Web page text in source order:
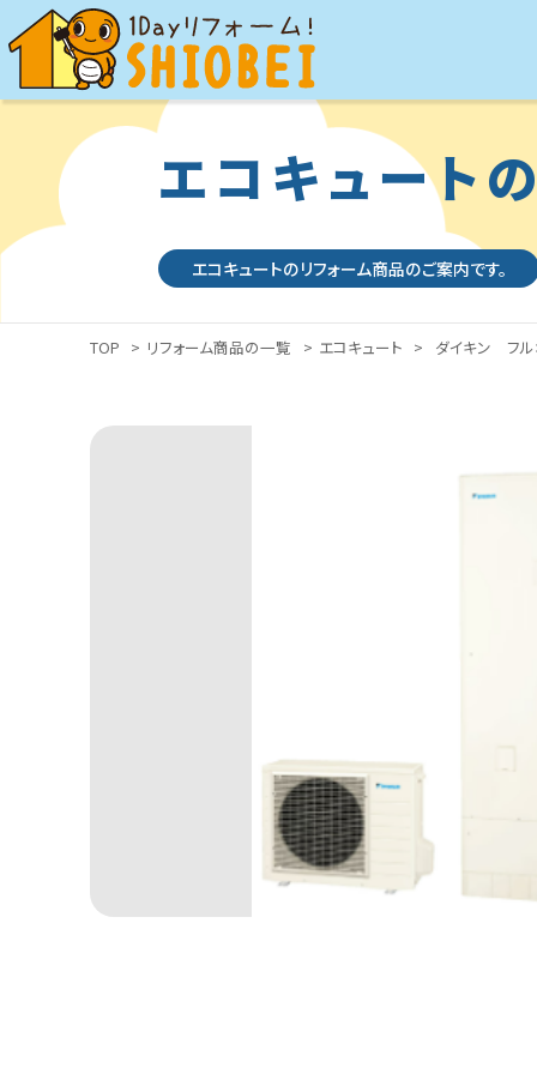
エコキュート
エコキュートのリフォーム商品のご案内です。
TOP > リフォーム商品の一覧 > エコキュート > ダイキン フル